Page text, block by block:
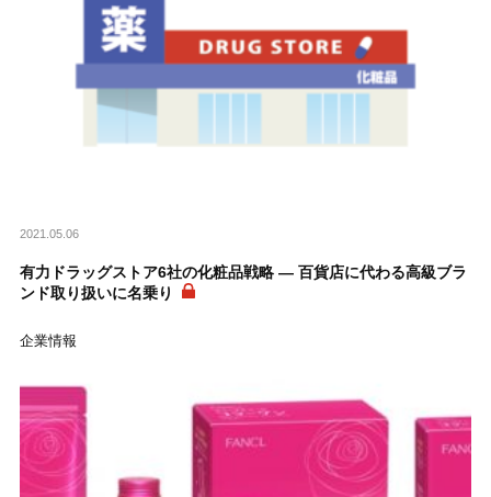
2021.05.06
有力ドラッグストア6社の化粧品戦略 ― 百貨店に代わる高級ブラ
ンド取り扱いに名乗り
企業情報